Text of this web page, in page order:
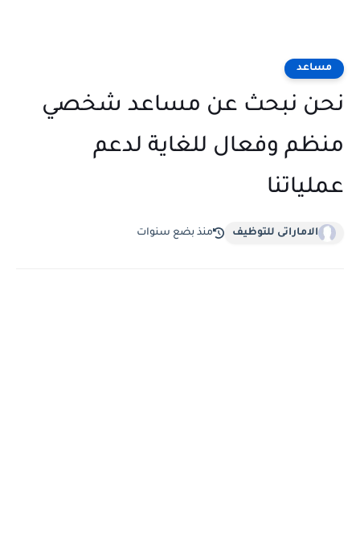
مساعد
نحن نبحث عن مساعد شخصي
منظم وفعال للغاية لدعم
عملياتنا
الاماراتى للتوظيف منذ بضع سنوات